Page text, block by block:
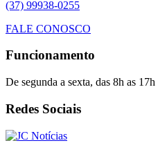
(37) 99938-0255
FALE CONOSCO
Funcionamento
De segunda a sexta, das 8h as 17h
Redes Sociais